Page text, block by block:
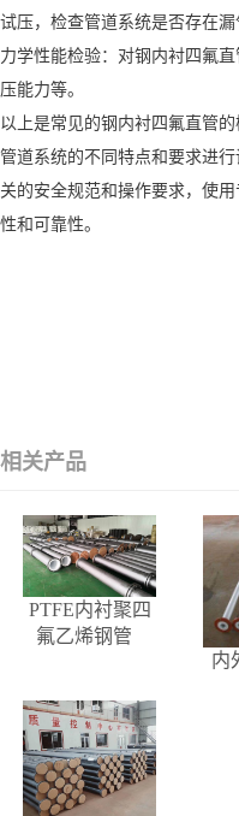
试压，检查管道系统是否存在漏
力学性能检验：对钢内衬四氟
压能力等。
以上是常见的钢内衬四氟直管
管道系统的不同特点和要求进
关的安全规范和操作要求，使
性和可靠性。
相关产品
PTFE内衬聚四
氟乙烯钢管
内